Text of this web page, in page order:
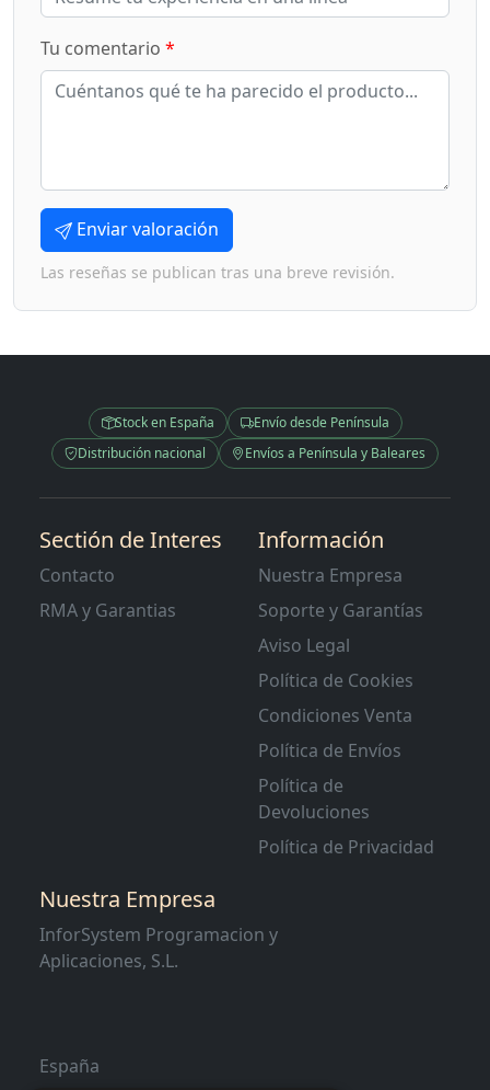
Tu comentario *
Enviar valoración
Las reseñas se publican tras una breve revisión.
Stock en España
Envío desde Península
Distribución nacional
Envíos a Península y Baleares
Sectión de Interes
Contacto
RMA y Garantias
Información
Nuestra Empresa
Soporte y Garantías
Aviso Legal
Política de Cookies
Condiciones Venta
Política de Envíos
Política de
Devoluciones
Política de Privacidad
Nuestra Empresa
InforSystem Programacion y
Aplicaciones, S.L.
España